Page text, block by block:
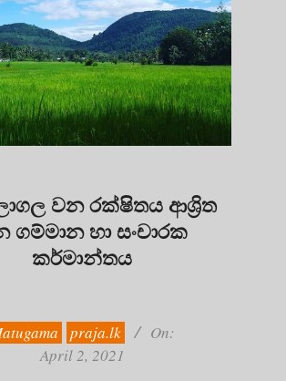
වන රක්ෂිතය ආශ්‍රිත
ගම්මාන හා සංචාරක
කර්මාන්තය
praja.lk
On:
April 2, 2021